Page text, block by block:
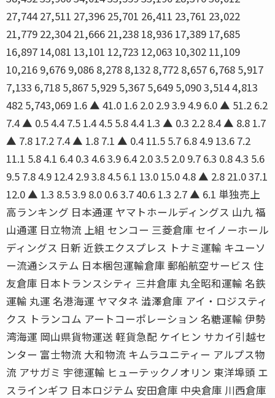
27,744 27,511 27,396 25,701 26,411 23,761 23,022
21,779 22,304 21,666 21,238 18,936 17,389 17,685
16,897 14,081 13,101 12,723 12,063 10,302 11,109
10,216 9,676 9,086 8,278 8,132 8,772 8,657 6,768 5,917
7,133 6,718 5,867 5,929 5,367 5,649 5,090 3,514 4,813
482 5,743,069 1.6 ▲ 41.0 1.6 2.0 2.9 3.9 4.9 6.0 ▲ 51.2 6.2
7.4 ▲ 0.5 4.4 7.5 1.4 4.5 5.8 4.4 1.3 ▲ 0.3 2.2 8.4 ▲ 8.8 1.7
▲ 7.8 17.2 7.4 ▲ 1.8 7.1 ▲ 0.4 11.5 5.7 6.8 4.9 13.6 7.2
11.1 5.8 4.1 6.4 0.3 4.6 3.9 6.4 2.0 3.5 2.0 9.7 6.3 0.8 4.3 5.6
9.5 7.8 4.9 12.4 2.9 3.8 4.5 6.1 13.0 15.0 4.8 ▲ 2.8 21.0 37.1
12.0 ▲ 1.3 8.5 3.9 8.0 0.6 3.7 40.6 1.3 2.7 ▲ 6.1 単独売上
高ランキング 日本通運 ヤマトホールディングス 山九 福
山通運 日立物流 上組 センコー 三菱倉庫 セイノーホール
ディングス 日新 近鉄エクスプレス トナミ運輸 キユーソ
ー流通システム 日本梱包運輸倉庫 郵船航空サービス 住
友倉庫 日本トランスシティ 三井倉庫 丸全昭和運輸 名鉄
運輸 丸運 名港海運 ヤマタネ 澁澤倉庫 アイ・ロジスティ
クス トランコム アートコーポレーション 名糖運輸 伊勢
湾海運 岡山県貨物運送 軽貨急配 ケイヒン サカイ引越セ
ンター 富士物流 大和物流 キムラユニティー アルプス物
流 アサガミ 宇徳運輸 ヒューテックノオリン 東洋埠頭 エ
スラインギフ 日本ロジテム 安田倉庫 中央倉庫 川西倉庫